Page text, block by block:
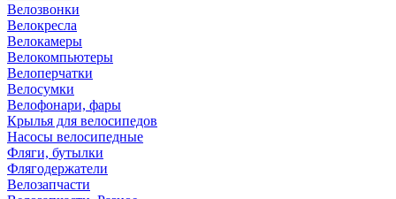
Велозвонки
Велокресла
Велокамеры
Велокомпьютеры
Велоперчатки
Велосумки
Велофонари, фары
Крылья для велосипедов
Насосы велосипедные
Фляги, бутылки
Флягодержатели
Велозапчасти